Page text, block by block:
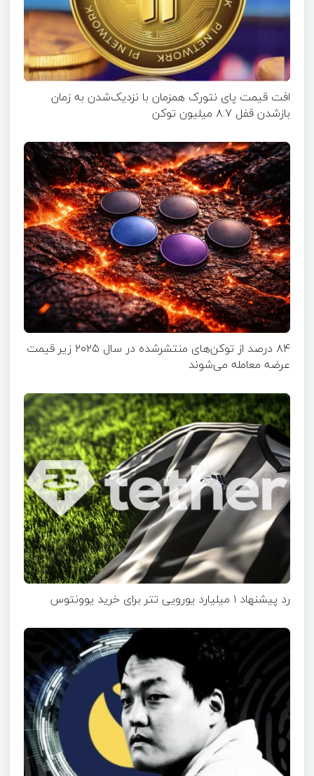
افت قیمت پای نتورک همزمان با نزدیک‌شدن به زمان
بازشدن قفل ۸.۷ میلیون توکن
۸۴ درصد از توکن‌های منتشر‌شده در سال ۲۰۲۵ زیر قیمت
عرضه معامله می‌شوند
رد پیشنهاد ۱ میلیارد یورویی تتر برای خرید یوونتوس